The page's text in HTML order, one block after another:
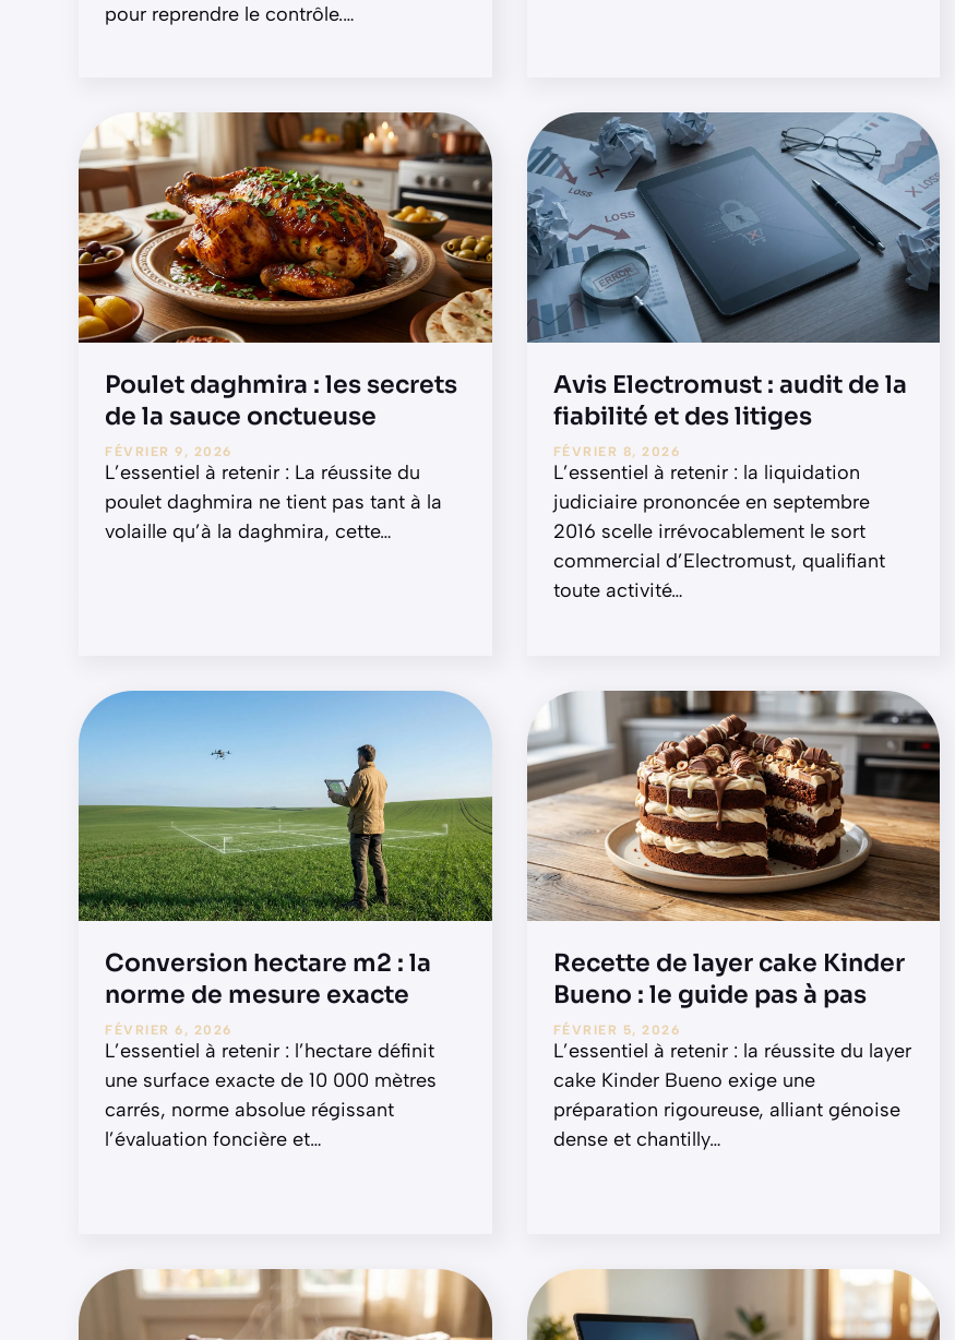
pour reprendre le contrôle.…
Poulet daghmira : les secrets
de la sauce onctueuse
FÉVRIER 9, 2026
L’essentiel à retenir : La réussite du
poulet daghmira ne tient pas tant à la
volaille qu’à la daghmira, cette…
Avis Electromust : audit de la
fiabilité et des litiges
FÉVRIER 8, 2026
L’essentiel à retenir : la liquidation
judiciaire prononcée en septembre
2016 scelle irrévocablement le sort
commercial d’Electromust, qualifiant
toute activité…
Conversion hectare m2 : la
norme de mesure exacte
FÉVRIER 6, 2026
L’essentiel à retenir : l’hectare définit
une surface exacte de 10 000 mètres
carrés, norme absolue régissant
l’évaluation foncière et…
Recette de layer cake Kinder
Bueno : le guide pas à pas
FÉVRIER 5, 2026
L’essentiel à retenir : la réussite du layer
cake Kinder Bueno exige une
préparation rigoureuse, alliant génoise
dense et chantilly…